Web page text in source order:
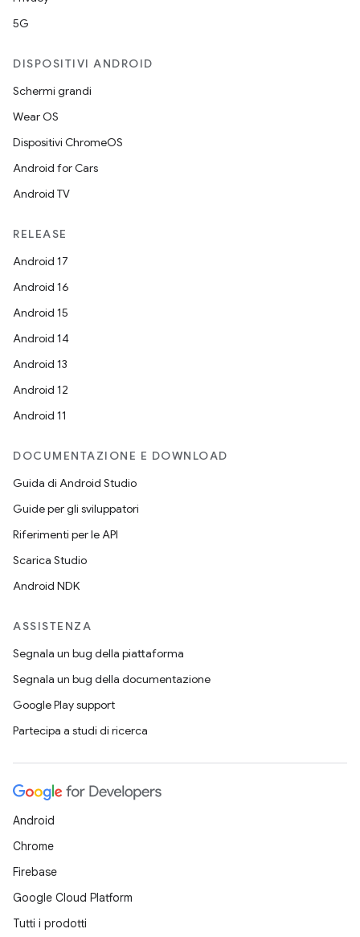
5G
DISPOSITIVI ANDROID
Schermi grandi
Wear OS
Dispositivi ChromeOS
Android for Cars
Android TV
RELEASE
Android 17
Android 16
Android 15
Android 14
Android 13
Android 12
Android 11
DOCUMENTAZIONE E DOWNLOAD
Guida di Android Studio
Guide per gli sviluppatori
Riferimenti per le API
Scarica Studio
Android NDK
ASSISTENZA
Segnala un bug della piattaforma
Segnala un bug della documentazione
Google Play support
Partecipa a studi di ricerca
Android
Chrome
Firebase
Google Cloud Platform
Tutti i prodotti